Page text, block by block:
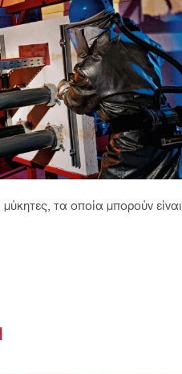
τα οποία μπορούν είναι